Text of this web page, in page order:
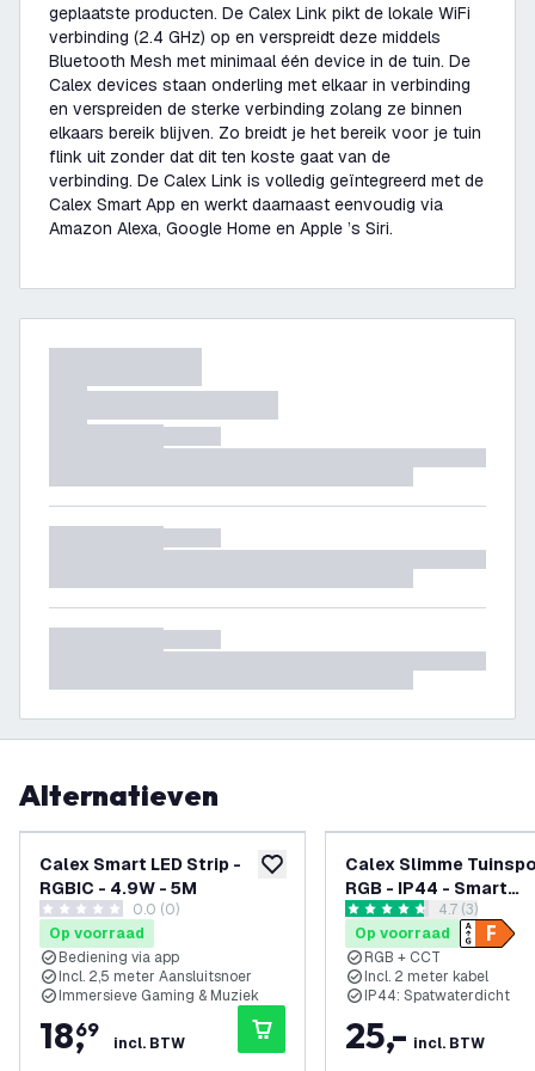
geplaatste producten. De Calex Link pikt de lokale WiFi
verbinding (2.4 GHz) op en verspreidt deze middels
Bluetooth Mesh met minimaal één device in de tuin. De
Calex devices staan onderling met elkaar in verbinding
en verspreiden de sterke verbinding zolang ze binnen
elkaars bereik blijven. Zo breidt je het bereik voor je tuin
flink uit zonder dat dit ten koste gaat van de
verbinding. De Calex Link is volledig geïntegreerd met de
Calex Smart App en werkt daarnaast eenvoudig via
Amazon Alexa, Google Home en Apple ’s Siri.
Alternatieven
toevoegen aan verlanglijst
Calex Smart LED Strip -
RGBIC - 4.9W - 5M
0 score sterren0.0 (0)
Op voorraad
Bediening via app
Incl. 2,5 meter Aansluitsnoer
Immersieve Gaming & Muziek
18,
69
incl. BTW
Calex Slimme
RGB - IP44 - Smart
tuinverlichting
reviews
4.7 score sterren4.7 (3)
Op voorraad
RGB + CCT
Incl. 2 meter kabel
IP44: Spatwaterdicht
25,- incl. BTW